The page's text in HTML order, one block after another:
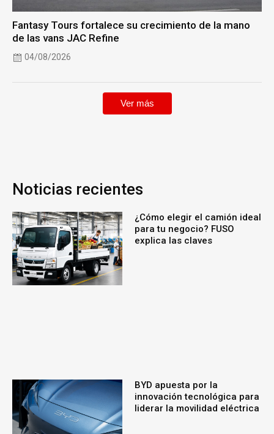
Fantasy Tours fortalece su crecimiento de la mano
de las vans JAC Refine
04/08/2026
Ver más
Noticias recientes
¿Cómo elegir el camión ideal
para tu negocio? FUSO
explica las claves
BYD apuesta por la
innovación tecnológica para
liderar la movilidad eléctrica